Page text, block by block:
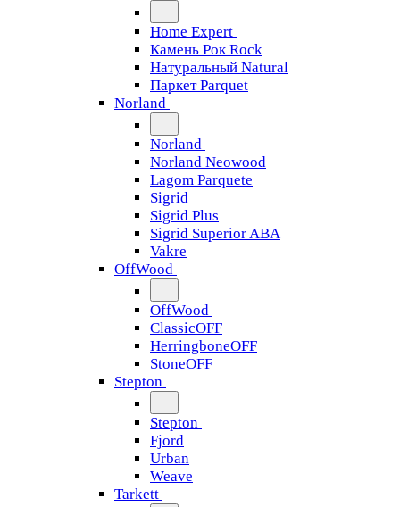
Home Expert
Камень Рок Rock
Натуральный Natural
Паркет Parquet
Norland
Norland
Norland Neowood
Lagom Parquete
Sigrid
Sigrid Plus
Sigrid Superior ABA
Vakre
OffWood
OffWood
ClassicOFF
HerringboneOFF
StoneOFF
Stepton
Stepton
Fjord
Urban
Weave
Tarkett